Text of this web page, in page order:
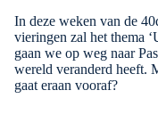
In deze weken van de
vieringen zal het thema
gaan we op weg naar
wereld veranderd heeft.
gaat eraan vooraf?